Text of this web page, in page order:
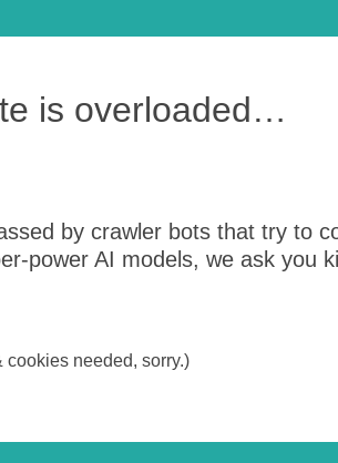
is overloaded…
by crawler bots that try to
power AI models, we ask you
cookies needed, sorry.)